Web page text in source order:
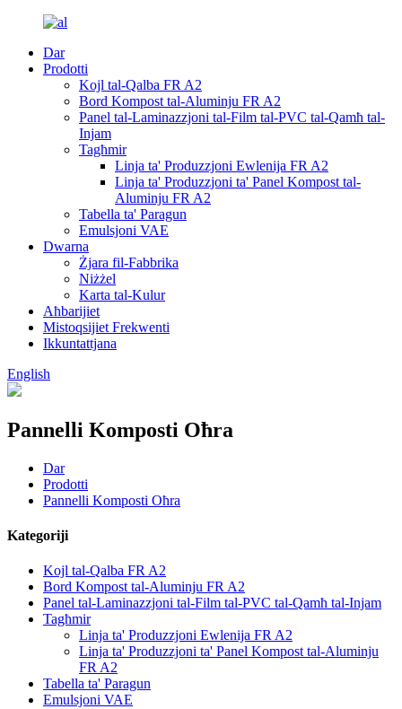
Dar
Prodotti
Kojl tal-Qalba FR A2
Bord Kompost tal-Aluminju FR A2
Panel tal-Laminazzjoni tal-Film tal-PVC tal-Qamħ tal-
Injam
Tagħmir
Linja ta' Produzzjoni Ewlenija FR A2
Linja ta' Produzzjoni ta' Panel Kompost tal-
Aluminju FR A2
Tabella ta' Paragun
Emulsjoni VAE
Dwarna
Żjara fil-Fabbrika
Niżżel
Karta tal-Kulur
Aħbarijiet
Mistoqsijiet Frekwenti
Ikkuntattjana
English
Pannelli Komposti Oħra
Dar
Prodotti
Pannelli Komposti Oħra
Kategoriji
Kojl tal-Qalba FR A2
Bord Kompost tal-Aluminju FR A2
Panel tal-Laminazzjoni tal-Film tal-PVC tal-Qamħ tal-Injam
Tagħmir
Linja ta' Produzzjoni Ewlenija FR A2
Linja ta' Produzzjoni ta' Panel Kompost tal-Aluminju
FR A2
Tabella ta' Paragun
Emulsjoni VAE